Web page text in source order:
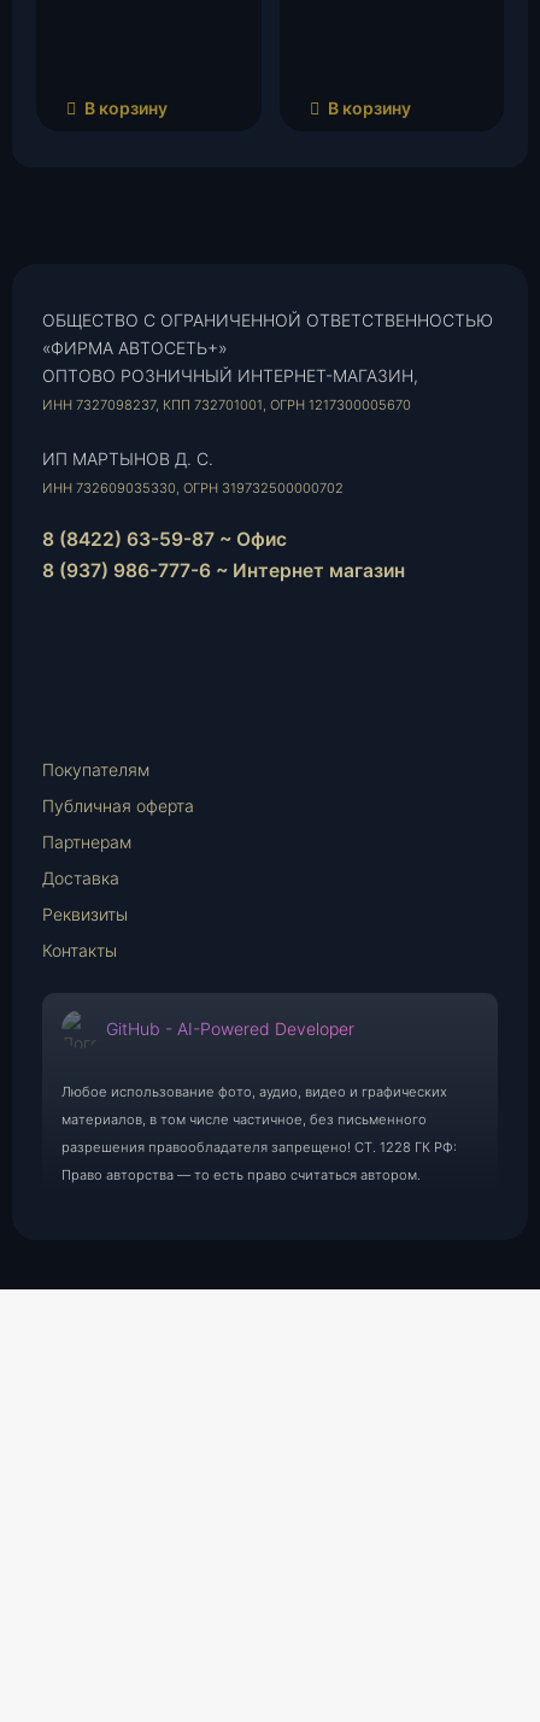
В корзину В корзину
ОБЩЕСТВО С ОГРАНИЧЕННОЙ ОТВЕТСТВЕННОСТЬЮ
«ФИРМА АВТОСЕТЬ+»
ОПТОВО РОЗНИЧНЫЙ ИНТЕРНЕТ-МАГАЗИН,
ИНН 7327098237, КПП 732701001, ОГРН 1217300005670
ИП МАРТЫНОВ Д. С.
ИНН 732609035330, ОГРН 319732500000702
8 (8422) 63-59-87 ~ Офис
8 (937) 986-777-6 ~ Интернет магазин
Mail
Покупателям
Публичная оферта
Партнерам
Доставка
Реквизиты
Контакты
GitHub - AI-Powered Developer
Любое использование фото, аудио, видео и графических
материалов, в том числе частичное, без письменного
разрешения правообладателя запрещено! СТ. 1228 ГК РФ:
Право авторства — то есть право считаться автором.